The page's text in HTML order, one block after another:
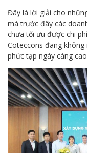
Đây là lời giải cho
mà trước đây các
chưa tối ưu được chi
Coteccons đang
phức tạp ngày càng